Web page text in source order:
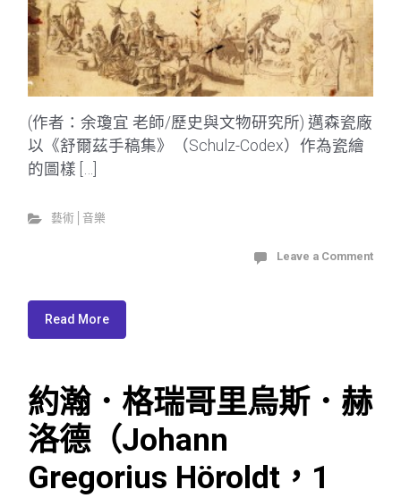
(作者：余瓊宜 老師/歷史與文物研究所) 邁森瓷廠
以《舒爾茲手稿集》（Schulz-Codex）作為瓷繪
的圖樣 […]
藝術│音樂
Leave a Comment
Read More
約瀚．格瑞哥里烏斯．赫
洛德（Johann
Gregorius Höroldt，1